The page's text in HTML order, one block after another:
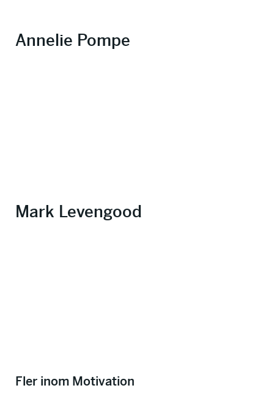
Annelie Pompe
Mark Levengood
Fler inom Motivation